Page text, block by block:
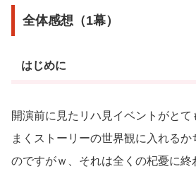
全体感想（1幕）
はじめに
開演前に見たリハ見イベントがとて
まくストーリーの世界観に入れる
のですがｗ、それは全くの杞憂に終